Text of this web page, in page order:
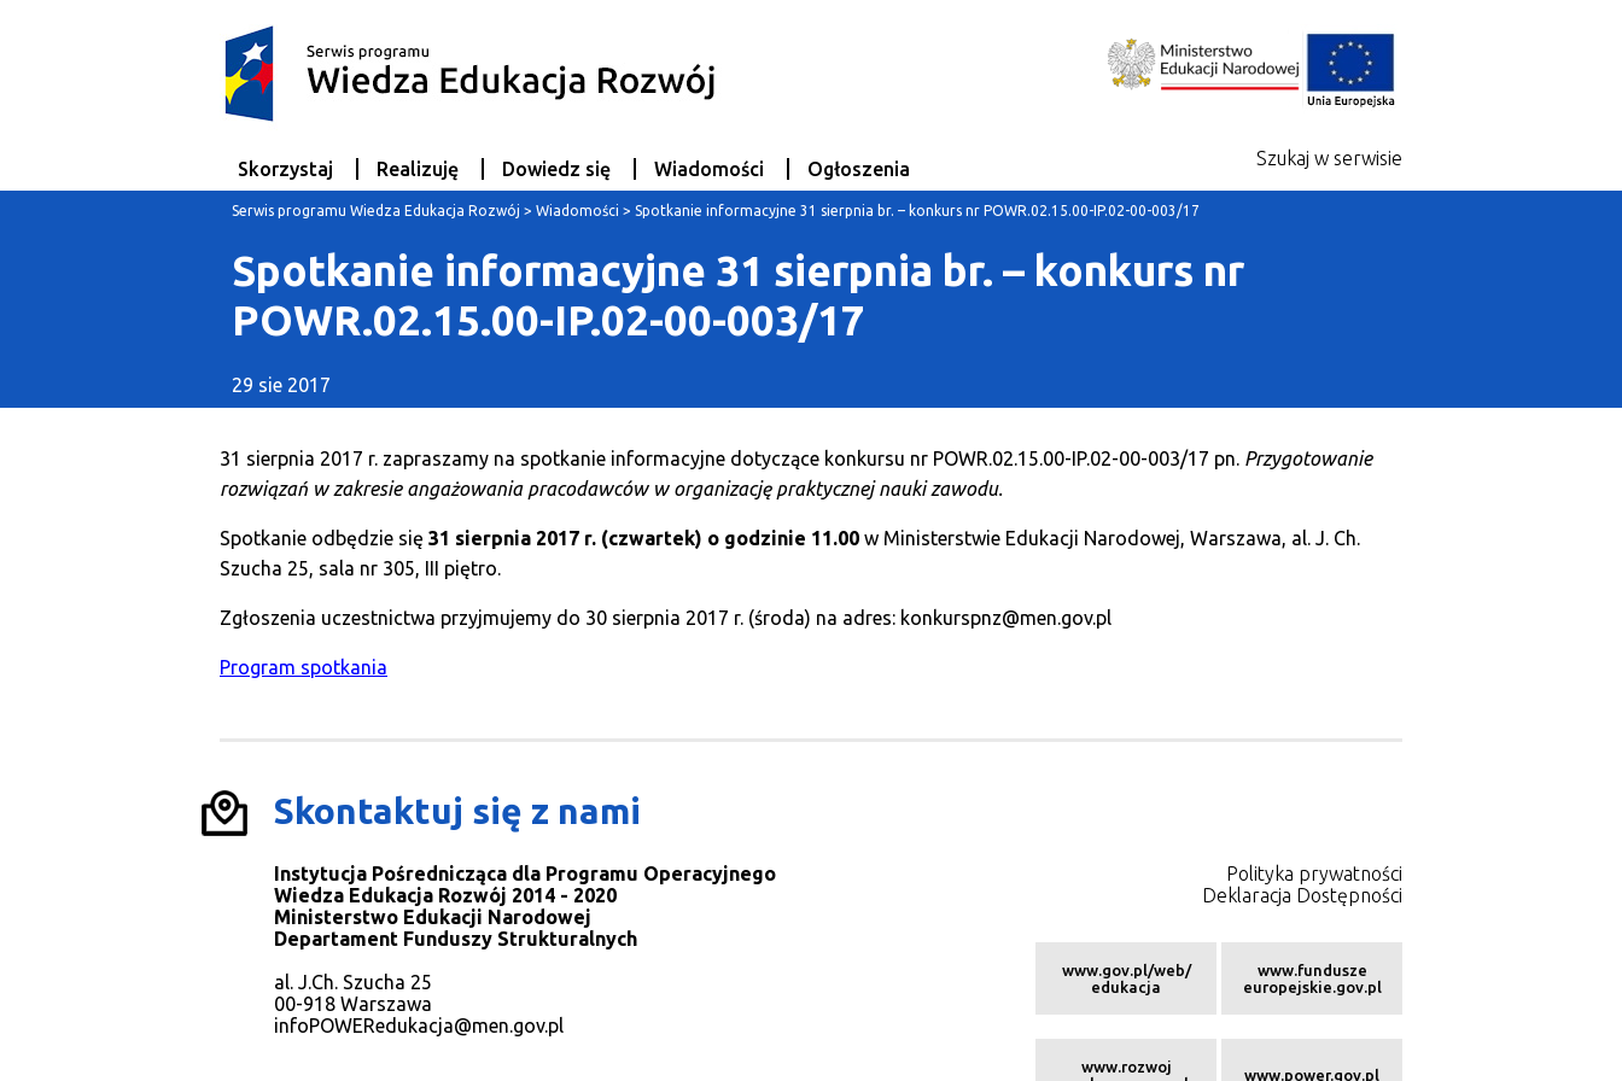
Skorzystaj Realizuję Dowiedz się Wiadomości Ogłoszenia Szukaj w serwisie
Serwis programu Wiedza Edukacja Rozwój > Wiadomości > Spotkanie informacyjne 31 sierpnia br. – konkurs nr POWR.02.15.00-IP.02-00-003/17
Spotkanie informacyjne 31 sierpnia br. – konkurs nr
POWR.02.15.00-IP.02-00-003/17
29 sie 2017
31 sierpnia 2017 r. zapraszamy na spotkanie informacyjne dotyczące konkursu nr POWR.02.15.00-IP.02-00-003/17 pn. Przygotowanie
rozwiązań w zakresie angażowania pracodawców w organizację praktycznej nauki zawodu.
Spotkanie odbędzie się 31 sierpnia 2017 r. (czwartek) o godzinie 11.00 w Ministerstwie Edukacji Narodowej, Warszawa, al. J. Ch.
Szucha 25, sala nr 305, III piętro.
Zgłoszenia uczestnictwa przyjmujemy do 30 sierpnia 2017 r. (środa) na adres: konkurspnz@men.gov.pl
Program spotkania
Skontaktuj się z nami
Instytucja Pośrednicząca dla Programu Operacyjnego
Wiedza Edukacja Rozwój 2014 - 2020
Ministerstwo Edukacji Narodowej
Departament Funduszy Strukturalnych
al. J.Ch. Szucha 25
00-918 Warszawa
infoPOWERedukacja@men.gov.pl
Polityka prywatności
Deklaracja Dostępności
www.gov.pl/web/
edukacja
www.fundusze
europejskie.gov.pl
www.rozwoj
www.power.gov.pl